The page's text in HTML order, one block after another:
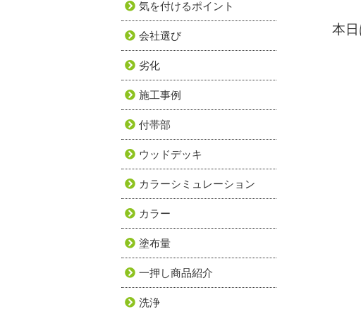
本
気を付けるポイント
会社選び
劣化
施工事例
付帯部
ウッドデッキ
カラーシミュレーション
カラー
塗布量
一押し商品紹介
洗浄